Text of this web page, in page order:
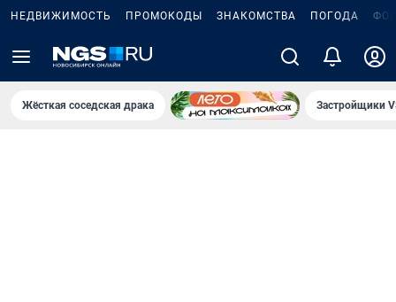
НЕДВИЖИМОСТЬ ПРОМОКОДЫ ЗНАКОМСТВА ПОГОДА
Жёсткая соседская драка Застройщики